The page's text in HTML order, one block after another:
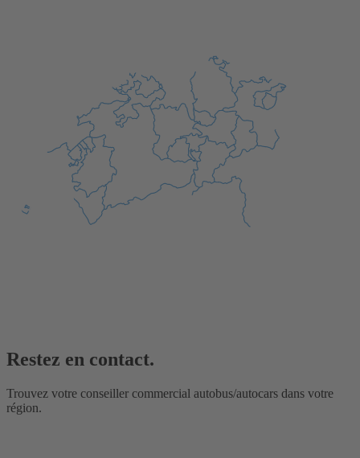
Restez en contact.
Trouvez votre conseiller commercial autobus/autocars dans votre
région.